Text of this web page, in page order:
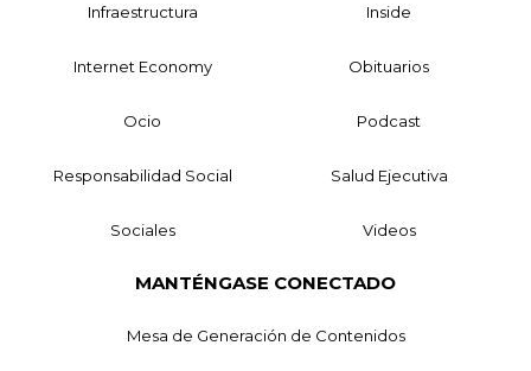
Infraestructura Inside
Internet Economy Obituarios
Ocio Podcast
Responsabilidad Social Salud Ejecutiva
Sociales Videos
MANTÉNGASE CONECTADO
Mesa de Generación de Contenidos